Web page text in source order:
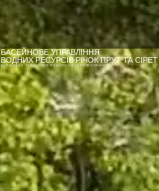
БАСЕЙНОВЕ УПРАВЛІННЯ
ВОДНИХ РЕСУРСІВ РІЧОК ПРУТ ТА СІРЕТ
ДЕРЖАВНЕ АГЕНТСТВО ВОДНИХ РЕСУРСІВ УКРАЇНИ